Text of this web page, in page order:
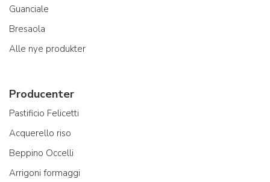
Guanciale
Bresaola
Alle nye produkter
Producenter
Pastificio Felicetti
Acquerello riso
Beppino Occelli
Arrigoni formaggi